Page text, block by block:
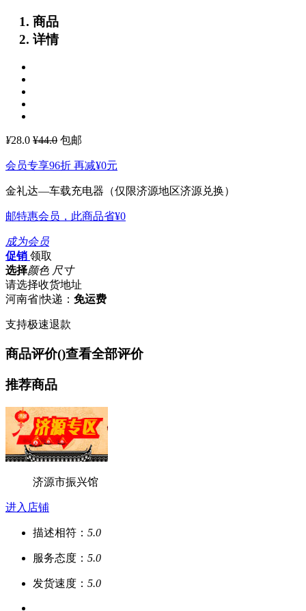
商品
详情
¥28.0 ¥44.0 包邮
会员专享96折 再减¥0元
金礼达—车载充电器（仅限济源地区济源兑换）
邮特惠会员，此商品省¥0
成为会员
促销 领取
选择颜色 尺寸
请选择收货地址
河南省|快递： 免运费
支持极速退款
商品评价()查看全部评价
推荐商品
济源市振兴馆
进入店铺
描述相符： 5.0
服务态度： 5.0
发货速度： 5.0